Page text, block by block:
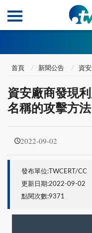
首頁 新聞公告 資
資安廠商發現
名稱的攻擊方法
2022-09-02
發布單位:TWCERT/CC
更新日期:2022-09-02
點閱次數:9371